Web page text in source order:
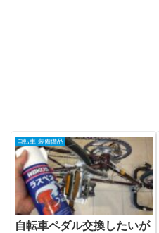
自転車 装備備品
自転車ペダル交換したいが